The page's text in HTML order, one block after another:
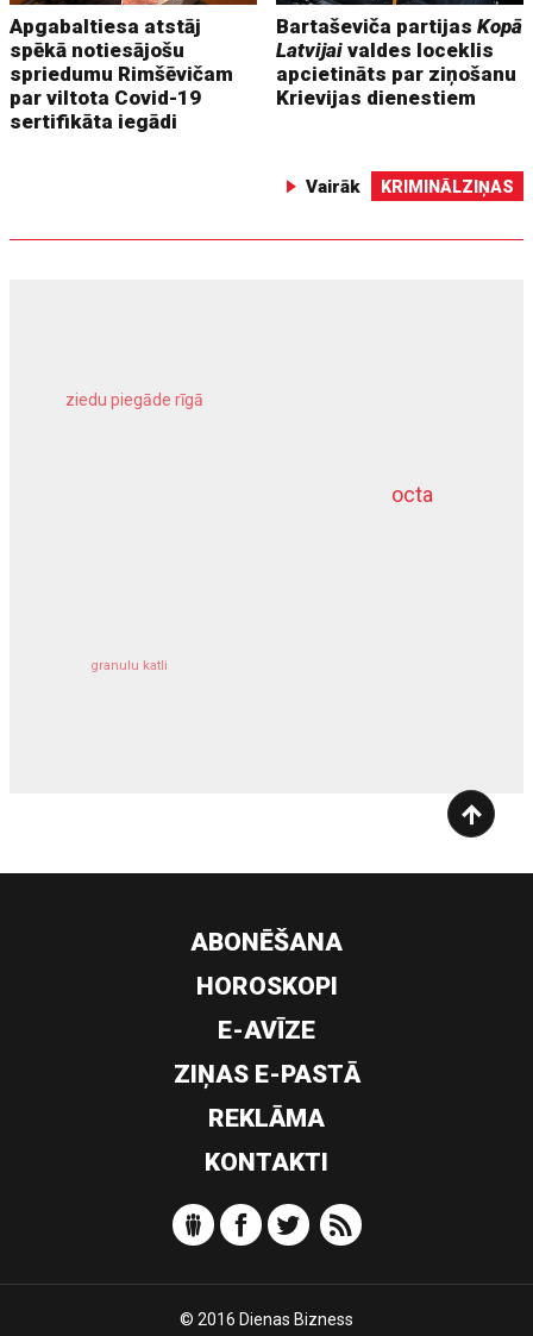
Apgabaltiesa atstāj
spēkā notiesājošu
spriedumu Rimšēvičam
par viltota Covid-19
sertifikāta iegādi
Bartaševiča partijasKopā
Latvijai valdes loceklis
apcietināts par ziņošanu
Krievijas dienestiem
Vairāk KRIMINĀLZIŅAS
octa
ziedu piegāde rīgā
granulu katli
dziļurbums
ABONĒŠANA
HOROSKOPI
E-AVĪZE
ZIŅAS E-PASTĀ
REKLĀMA
KONTAKTI
© 2016 Dienas Bizness